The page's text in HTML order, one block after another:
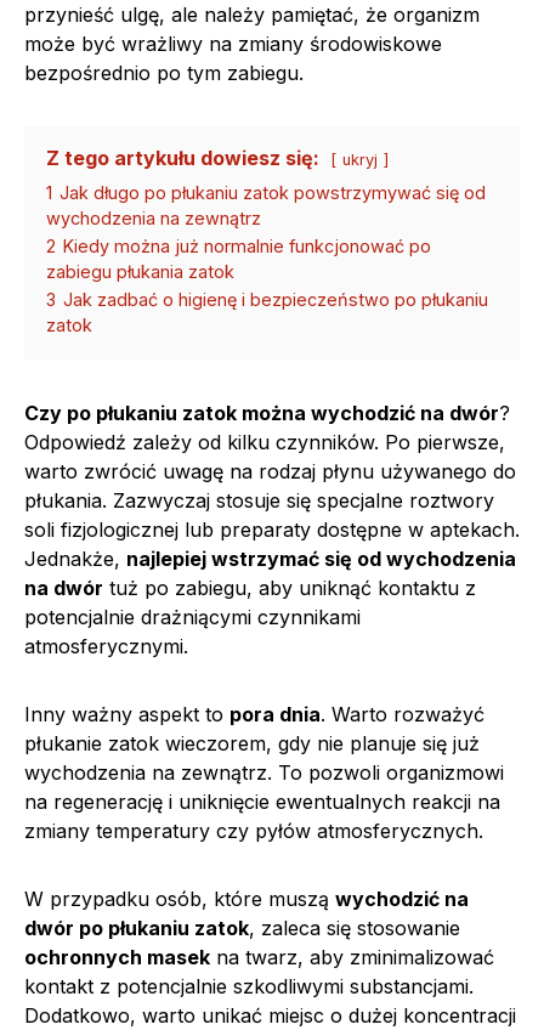
przynieść ulgę, ale należy pamiętać, że organizm
może być wrażliwy na zmiany środowiskowe
bezpośrednio po tym zabiegu.
Z tego artykułu dowiesz się: ukryj
1 Jak długo po płukaniu zatok powstrzymywać się od
wychodzenia na zewnątrz
2 Kiedy można już normalnie funkcjonować po
zabiegu płukania zatok
3 Jak zadbać o higienę i bezpieczeństwo po płukaniu
zatok
Czy po płukaniu zatok można wychodzić na dwór?
Odpowiedź zależy od kilku czynników. Po pierwsze,
warto zwrócić uwagę na rodzaj płynu używanego do
płukania. Zazwyczaj stosuje się specjalne roztwory
soli fizjologicznej lub preparaty dostępne w aptekach.
Jednakże, najlepiej wstrzymać się od wychodzenia
na dwór tuż po zabiegu, aby uniknąć kontaktu z
potencjalnie drażniącymi czynnikami
atmosferycznymi.
Inny ważny aspekt to pora dnia. Warto rozważyć
płukanie zatok wieczorem, gdy nie planuje się już
wychodzenia na zewnątrz. To pozwoli organizmowi
na regenerację i uniknięcie ewentualnych reakcji na
zmiany temperatury czy pyłów atmosferycznych.
W przypadku osób, które muszą wychodzić na
dwór po płukaniu zatok, zaleca się stosowanie
ochronnych masek na twarz, aby zminimalizować
kontakt z potencjalnie szkodliwymi substancjami.
Dodatkowo, warto unikać miejsc o dużej koncentracji